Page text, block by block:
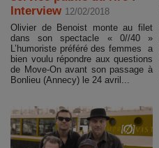
Interview 12/02/2018
Olivier de Benoist monte au filet
dans son spectacle « 0//40 »
L’humoriste préféré des femmes a
bien voulu répondre aux questions
de Move-On avant son passage à
Bonlieu (Annecy) le 24 avril...